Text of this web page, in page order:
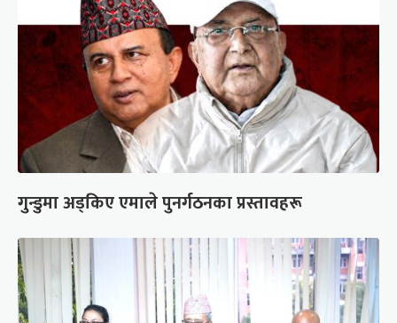
गुन्डुमा अड्किए एमाले पुनर्गठनका प्रस्तावहरू